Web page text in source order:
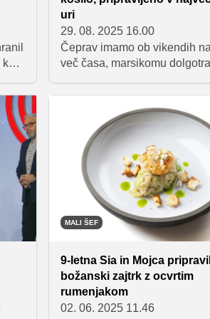
ko
in
uri
29. 08. 2025 16.00
Čeprav imamo ob vikendih
več časa, marsikomu
ravno ljubo opravilo.
v takih trenutkih odločite za
pa si naročite hrano na dom,
bolje, da zavihate rokave in
kakšno preprosto kosilo. Pri
pomagajte z našimi predlogi
receptov, ki so enostavni za
pripravo, končni rezultat pa
okusni obroki, ki bodo
družinske člane.
MALI ŠEF
9-letna Sia in Mojca
božanski zajtrk z ocvrtim
rumenjakom
02. 06. 2025 11.46